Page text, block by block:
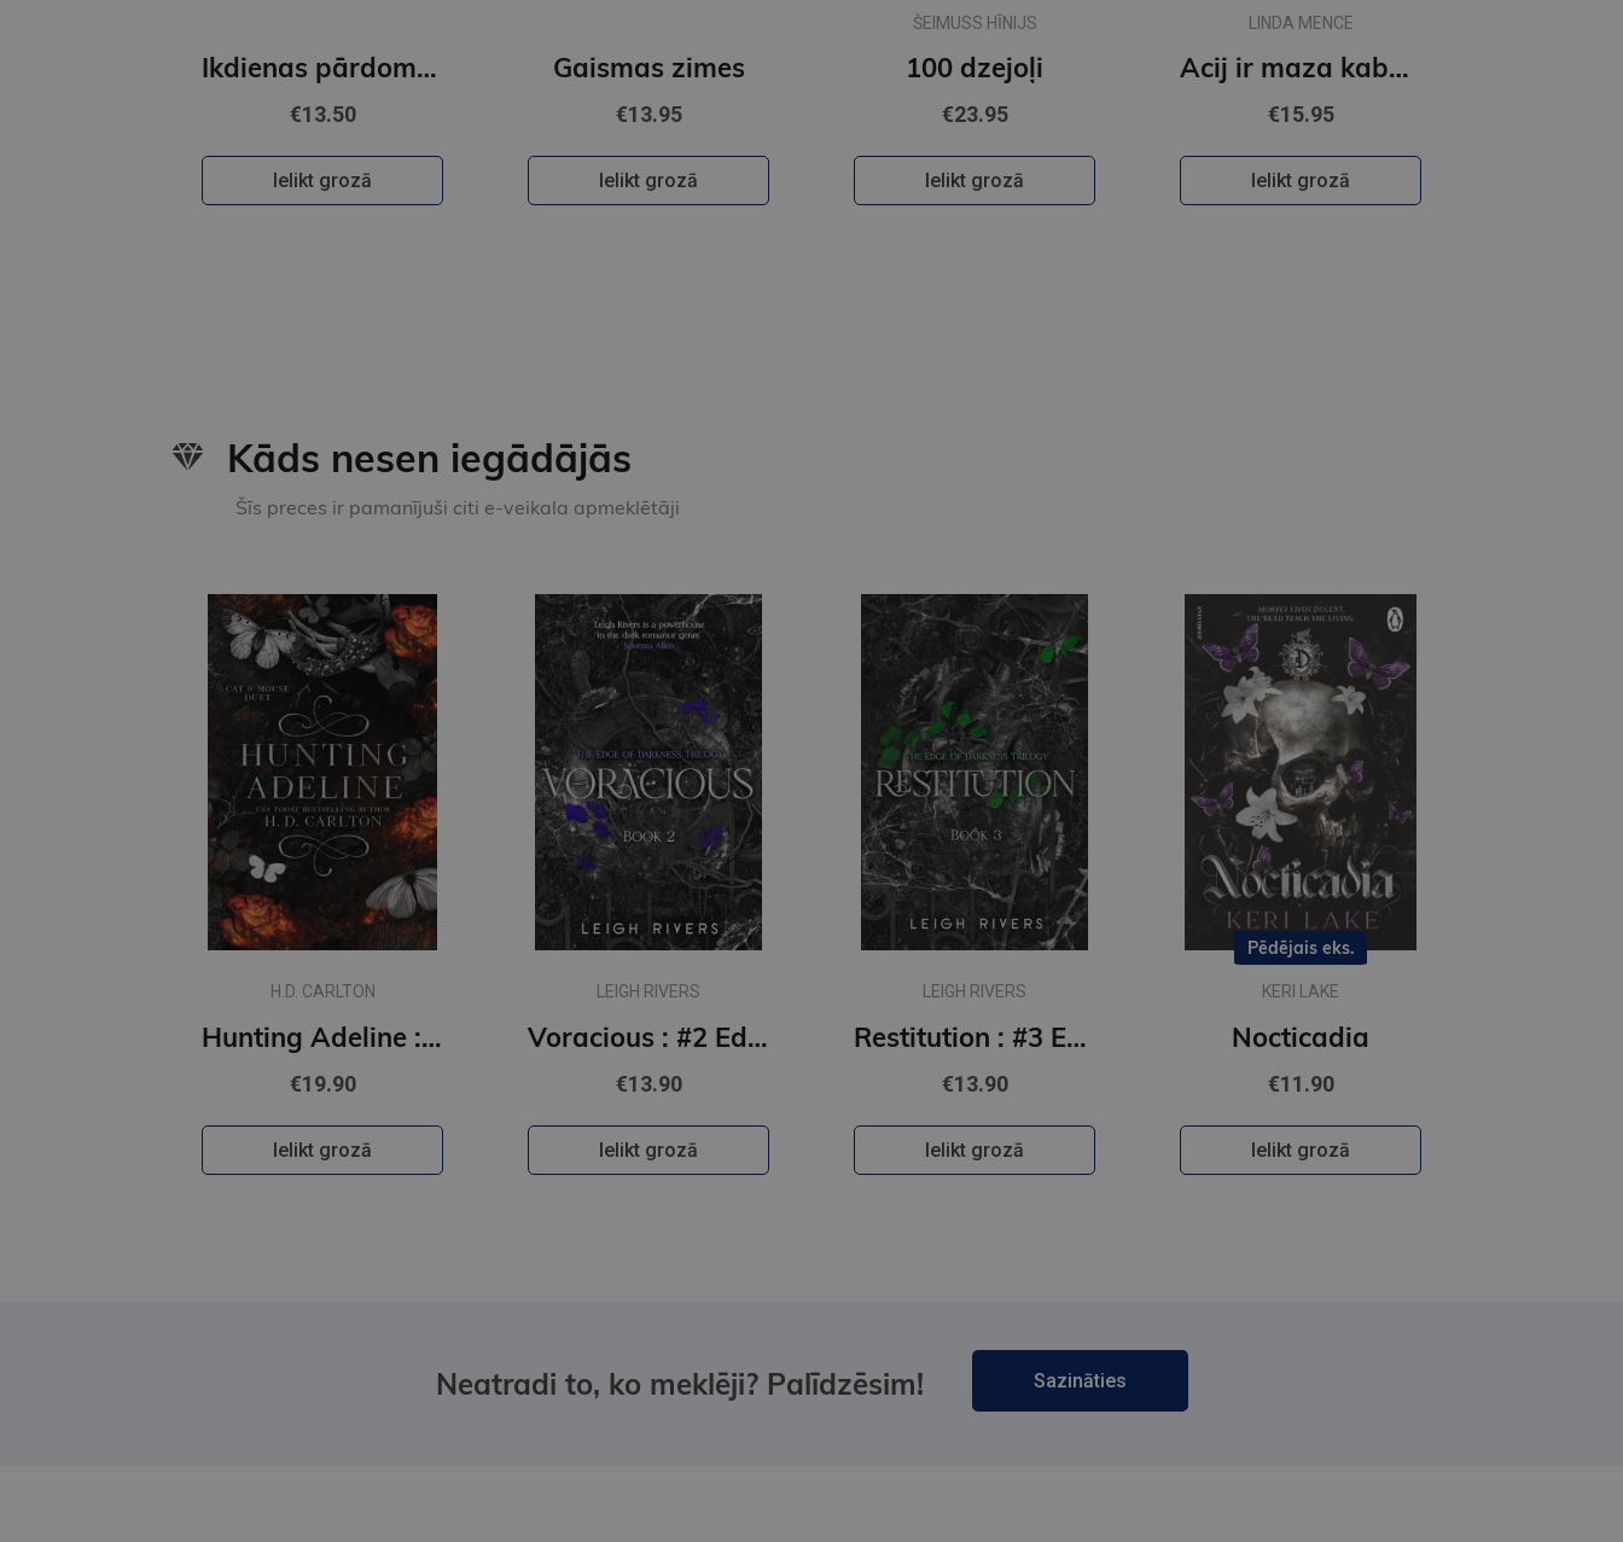
Ikdienas pārdomas
€13.50
Ielikt grozā
Gaismas zimes
€13.95
Ielikt grozā
ŠEIMUSS HĪNIJS
100 dzejoļi
€23.95
Ielikt grozā
LINDA MENCE
Acij ir maza kabatiņa
€15.95
Ielikt grozā
Kāds nesen iegādājās
Šīs preces ir pamanījuši citi e-veikala apmeklētāji
H.D. CARLTON
Hunting Adeline : #2 Cat and Mouse Duet (s)
€19.90
Ielikt grozā
LEIGH RIVERS
Voracious : #2 Edge of Darkness series : delux paperback featuring exclusive character artwork
€13.90
Ielikt grozā
LEIGH RIVERS
Restitution : #3 Edge of Darkness series : delux paperback featuring exclusive character artwork
€13.90
Ielikt grozā
Pēdējais eks.
KERI LAKE
Nocticadia
€11.90
Ielikt grozā
Neatradi to, ko meklēji? Palīdzēsim! Sazināties